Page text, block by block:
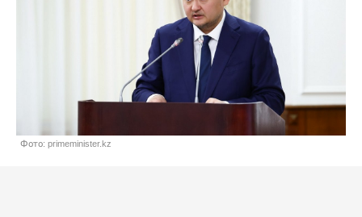
Фото: primeminister.kz